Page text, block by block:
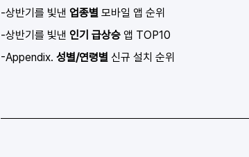
-상반기를 빛낸 업종별 모바일 앱 순위
-상반기를 빛낸 인기 급상승 앱 TOP10
-Appendix. 성별/연령별 신규 설치 순위